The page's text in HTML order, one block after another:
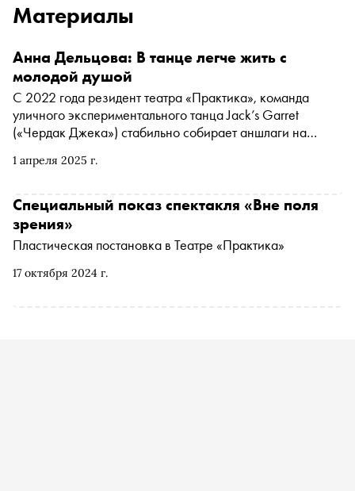
Материалы
1 апреля 2025 г.
Анна Дельцова: В танце легче жить с
молодой душой
С 2022 года резидент театра «Практика», команда
уличного экспериментального танца Jack’s Garret
(«Чердак Джека») стабильно собирает аншлаги на
примечательное, поскольку современный танец обычно
частью театра, а большой успех у широкой публики, тем
более в жанре эксперимента и стритдэнса, — редкое и
значимое событие. В интервью «Снобу» хореограф
команды Анна Дельцова рассказала, как уличные
танцовщики смогли завоевать сердца столичных
17 октября 2024 г.
Специальный показ спектакля «Вне поля
зрения»
Пластическая постановка в Театре «Практика»